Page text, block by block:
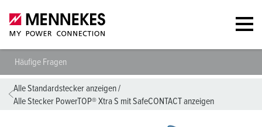
Häufige Fragen
Alle Standardstecker anzeigen/
Alle Stecker PowerTOP® Xtra S mit SafeCONTACT anzeigen